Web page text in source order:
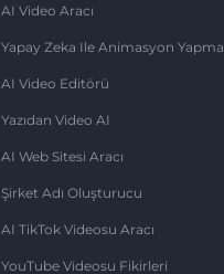
AI Video Aracı
Yapay Zeka Ile Animasyon Yapma
AI Video Editörü
Yazıdan Video AI
AI Web Sitesi Aracı
Şirket Adı Oluşturucu
AI TikTok Videosu Aracı
YouTube Videosu Fikirleri